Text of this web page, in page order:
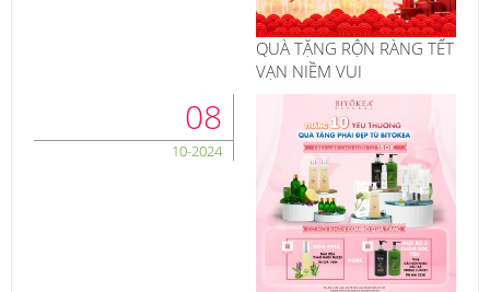
QUÀ TẶNG RỘN RÀNG TẾT
VẠN NIỀM VUI
08
10-2024